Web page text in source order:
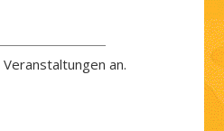
an.